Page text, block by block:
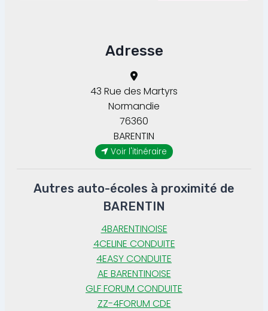
Adresse
43 Rue des Martyrs
BARENTIN
Normandie
76360
Voir l'itinéraire
Autres auto-écoles à proximité de
BARENTIN
4BARENTINOISE
4CELINE CONDUITE
4EASY CONDUITE
AE BARENTINOISE
GLF FORUM CONDUITE
ZZ-4FORUM CDE